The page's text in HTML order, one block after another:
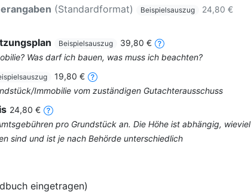
(Standardformat) Beispielsauszug
24,80 €
Beispielsauszug
39,80 €
Was darf ich bauen, was muss ich beachten?
19,80 €
Immobilie vom zuständigen Gutachterausschuss
24,80 €
pro Grundstück an. Die Höhe ist abhängig, wieviel
sind und ist je nach Behörde unterschiedlich
eingetragen)